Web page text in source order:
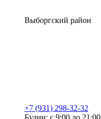
Выборгский район
+7 (931) 298-32-32
Будни: с 9:00 до 21:00